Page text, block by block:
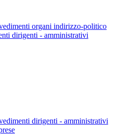
organi indirizzo-politico
dirigenti - amministrativi
dirigenti - amministrativi